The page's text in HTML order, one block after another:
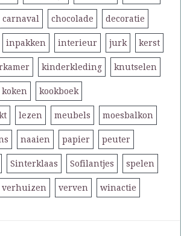
carnaval chocolade decoratie
inpakken interieur jurk kerst
kinderkleding knutselen
koken kookboek
lezen meubels moesbalkon
naaien papier peuter
Sinterklaas Sofilantjes spelen
verhuizen verven winactie